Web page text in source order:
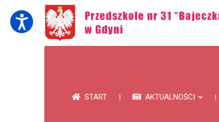
START AKTUALNOŚCI